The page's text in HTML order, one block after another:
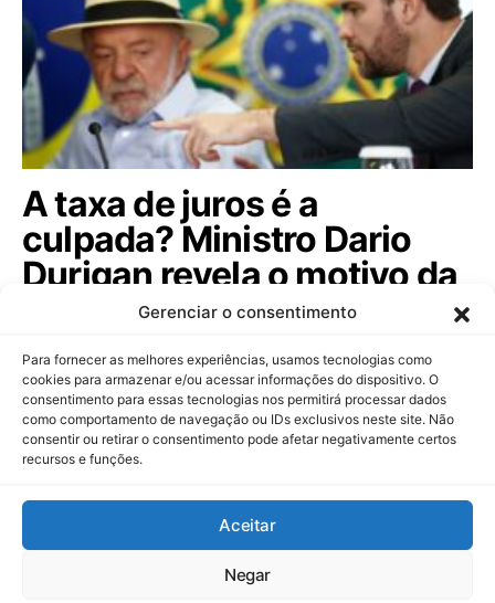
Gerenciar o consentimento
Para fornecer as melhores experiências, usamos tecnologias como
cookies para armazenar e/ou acessar informações do dispositivo. O
consentimento para essas tecnologias nos permitirá processar dados
como comportamento de navegação ou IDs exclusivos neste site. Não
consentir ou retirar o consentimento pode afetar negativamente certos
recursos e funções.
Aceitar
Negar
A taxa de juros é a
culpada? Ministro Dario
Durigan revela o motivo da
dívida pública subir; veja!
Ministro da Fazenda afasta rumores sobre controle
de capitais e comenta o futuro do…
Dinheiropédia
Contato Sobre Nós Política de Privacidade Aviso Legal